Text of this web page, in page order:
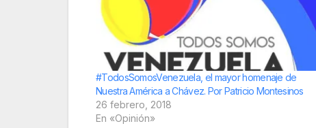
#TodosSomosVenezuela, el mayor homenaje de
Nuestra América a Chávez. Por Patricio Montesinos
26 febrero, 2018
En «Opinión»